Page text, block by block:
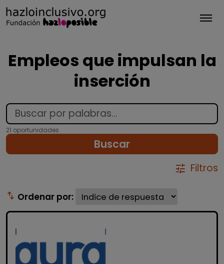
Empleos que impulsan la
inserción
21 oportunidades
Buscar
tune Filtros
swap_vert Ordenar por: